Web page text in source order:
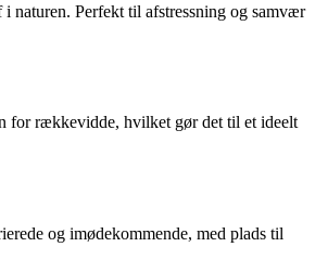
naturen. Perfekt til afstressning og samvær
for rækkevidde, hvilket gør det til et ideelt
og imødekommende, med plads til